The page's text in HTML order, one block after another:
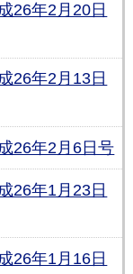
26年2月20日
26年2月13日
26年2月6日号
26年1月23日
26年1月16日